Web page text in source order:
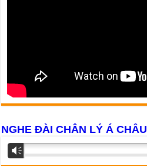
NGHE ĐÀI CHÂN LÝ Á CHÂU
Trình
phát
Vm